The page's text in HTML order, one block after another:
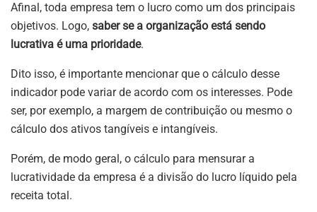
Afinal, toda empresa tem o lucro como um dos principais
objetivos. Logo, saber se a organização está sendo
lucrativa é uma prioridade.
Dito isso, é importante mencionar que o cálculo desse
indicador pode variar de acordo com os interesses. Pode
ser, por exemplo, a margem de contribuição ou mesmo o
cálculo dos ativos tangíveis e intangíveis.
Porém, de modo geral, o cálculo para mensurar a
lucratividade da empresa é a divisão do lucro líquido pela
receita total.